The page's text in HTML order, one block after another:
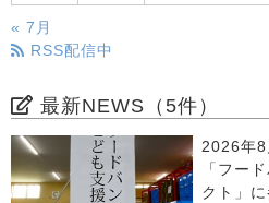
« 7月
RSS配信中
最新NEWS（5件）
2026年8
「フー
クト」に